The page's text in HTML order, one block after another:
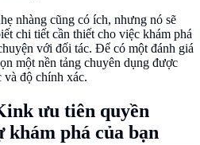
nhàng cũng có ích, nhưng nó sẽ
chi tiết cần thiết cho việc khám phá
với đối tác. Để có một đánh giá
một nền tảng chuyên dụng được
độ chính xác.
ưu tiên quyền
khám phá của bạn